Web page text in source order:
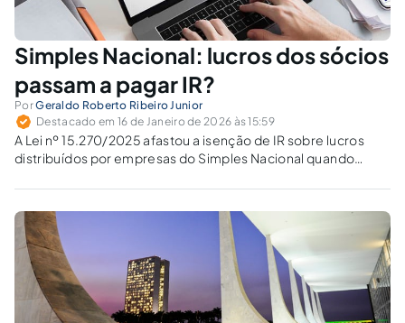
Simples Nacional: lucros dos sócios
passam a pagar IR?
PorGeraldo Roberto Ribeiro Junior
Destacado em 16 de Janeiro de 2026 às 15:59
A Lei nº 15.270/2025 afastou a isenção de IR sobre lucros
distribuídos por empresas do Simples Nacional quando
normativa e a possibilidade de lei ordinária alterar isenção
prevista em lei complementar.